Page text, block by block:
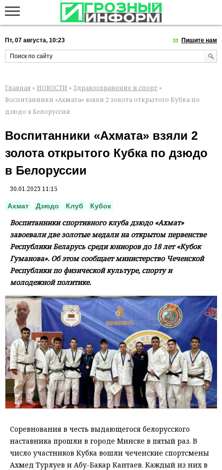
Пт, 07 августа, 10:23 Пишите нам
Главная » НОВОСТИ » Здравоохранение и спорт »
Воспитанники «Ахмата» взяли 2 золота открытого Кубка по
дзюдо в Белоруссии
Воспитанники «Ахмата» взяли 2
золота открытого Кубка по дзюдо
в Белоруссии
30.01.2023 11:15
Ахмат Дзюдо Клуб Кубок
Воспитанники спортивного клуба дзюдо «Ахмат»
завоевали две золотые медали на открытом первенстве
Республики Беларусь среди юниоров до 18 лет «Кубок
Гуманова». Об этом сообщает министерство Чеченской
Республики по физической культуре, спорту и
молодежной политике.
Соревнования в честь выдающегося белорусского
наставника прошли в городе Минске в пятый раз. В
число участников Кубка вошли чеченские спортсмены
Ахмед Турлуев и Абу-Бакар Кантаев. Каждый из них в